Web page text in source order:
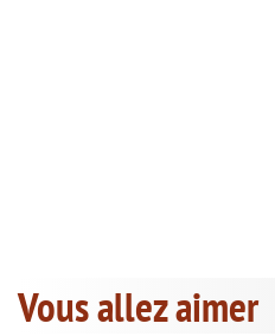
Vous allez aimer